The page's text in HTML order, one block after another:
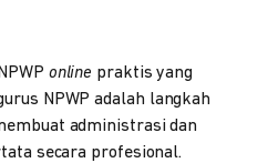
online praktis yang
NPWP adalah langkah
administrasi dan
secara profesional.